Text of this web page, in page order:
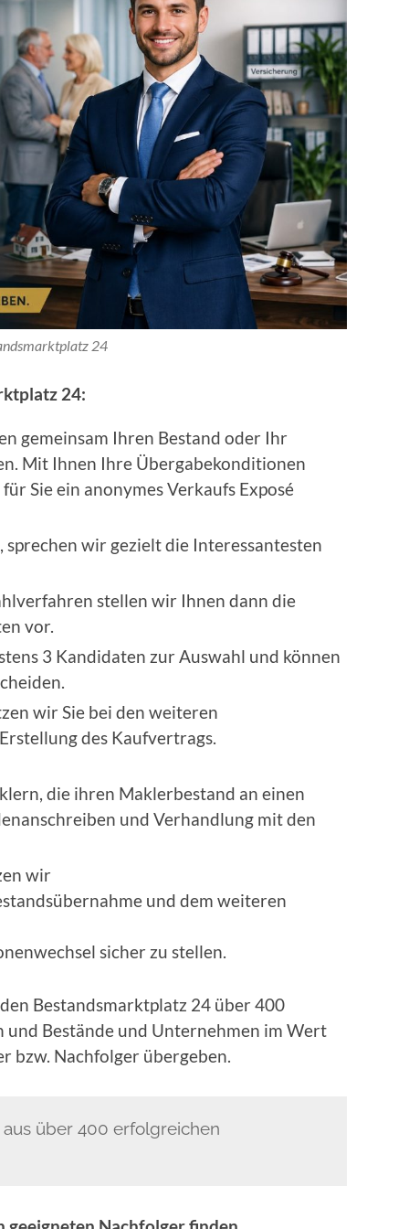
24
24:
gemeinsam Ihren Bestand oder Ihr
Mit Ihnen Ihre Übergabekonditionen
Sie ein anonymes Verkaufs Exposé
sprechen wir gezielt die Interessantesten
stellen wir Ihnen dann die
vor.
3 Kandidaten zur Auswahl und können
wir Sie bei den weiteren
des Kaufvertrags.
die ihren Maklerbestand an einen
und Verhandlung mit den
wir
und dem weiteren
sicher zu stellen.
Bestandsmarktplatz 24 über 400
Bestände und Unternehmen im Wert
bzw. Nachfolger übergeben.
über 400 erfolgreichen